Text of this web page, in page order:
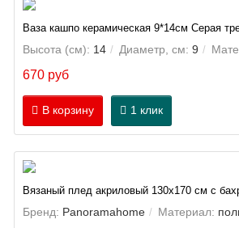
Ваза кашпо керамическая 9*14см Серая
Высота (см): 14 Диаметр, см: 9
670 руб
В корзину 1 клик
Вязаный плед акриловый 130х170 см с
Бренд: Panoramahome Материал: